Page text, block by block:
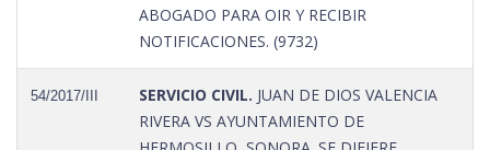
ABOGADO PARA OIR Y RECIBIR
NOTIFICACIONES. (9732)
54/2017/III SERVICIO CIVIL. JUAN DE DIOS VALENCIA
RIVERA VS AYUNTAMIENTO DE